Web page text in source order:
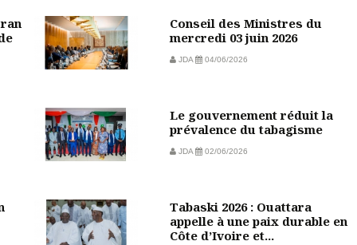
Conseil des Ministres du
mercredi 03 juin 2026
JDA 04/06/2026
Le gouvernement réduit la
prévalence du tabagisme
JDA 02/06/2026
Tabaski 2026 : Ouattara
appelle à une paix durable en
Côte d’Ivoire et...